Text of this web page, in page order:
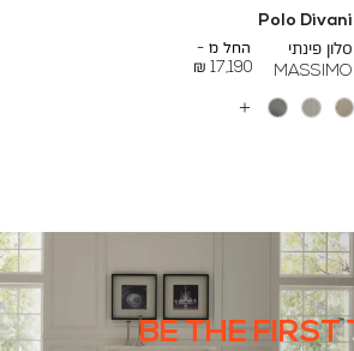
Polo Divani
סלון פינתי
MASSIMO
החל מ -
17,190 ₪
To
26,000 ₪
עוד
BE THE FIRST